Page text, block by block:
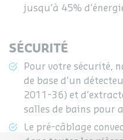
jusqu’à 45%
SÉCURITÉ
Pour votre sécurité,
de base d’un
2011-36) et
salles de bains pour
Le pré-câblage